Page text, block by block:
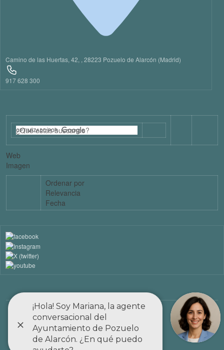
Camino de las Huertas, 42, , 28223 Pozuelo de Alarcón (Madrid)
917 628 300
Web
Imagen
Ordenar por
Relevancia
Fecha